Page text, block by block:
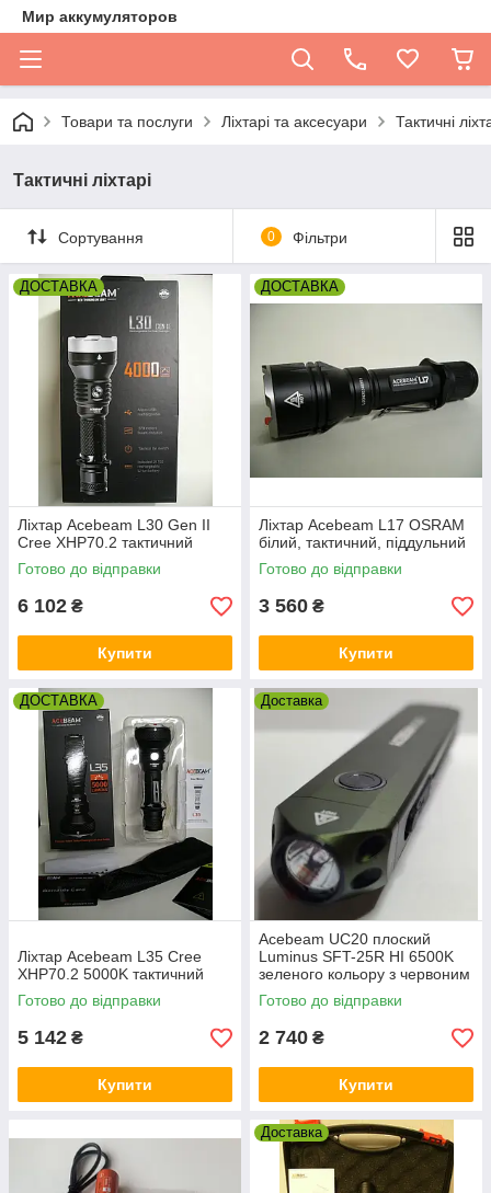
Мир аккумуляторов
Товари та послуги Ліхтарі та аксесуари Тактичні
Тактичні ліхтарі
Сортування 0 Фільтри
ДОСТАВКА
Ліхтар Acebeam L30 Gen II
Cree XHP70.2 тактичний
Готово до відправки
6 102 ₴
Купити
ДОСТАВКА
Ліхтар Acebeam L17 OSRAM
білий, тактичний, піддульний
Готово до відправки
3 560 ₴
Купити
ДОСТАВКА
Ліхтар Acebeam L35 Cree
XHP70.2 5000K тактичний
Готово до відправки
5 142 ₴
Купити
Доставка
Acebeam UC20 плоский
Luminus SFT-25R HI 6500K
зеленого кольору з червоним
і ультрафіолетовим діодами
Готово до відправки
2 740 ₴
Купити
Доставка